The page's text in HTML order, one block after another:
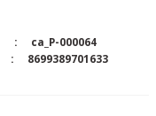
ca_P-000064
8699389701633